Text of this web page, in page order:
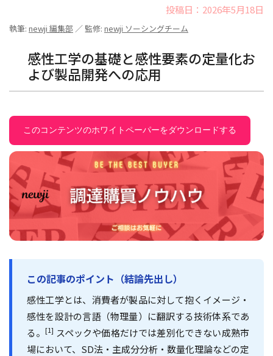
投稿日：2026年5月18日
執筆: newji 編集部 ／ 監修: newji ソーシングチーム
感性工学の基礎と感性要素の定量化お
よび製品開発への応用
このコンテンツのホワイトペーパーをダウンロードする
この記事のポイント（結論先出し）
感性工学とは、消費者が製品に対して抱くイメージ・
感性を設計の言語（物理量）に翻訳する技術体系であ
る。[1] スペックや価格だけでは差別化できない成熟市
場において、SD法・主成分分析・数量化理論などの定